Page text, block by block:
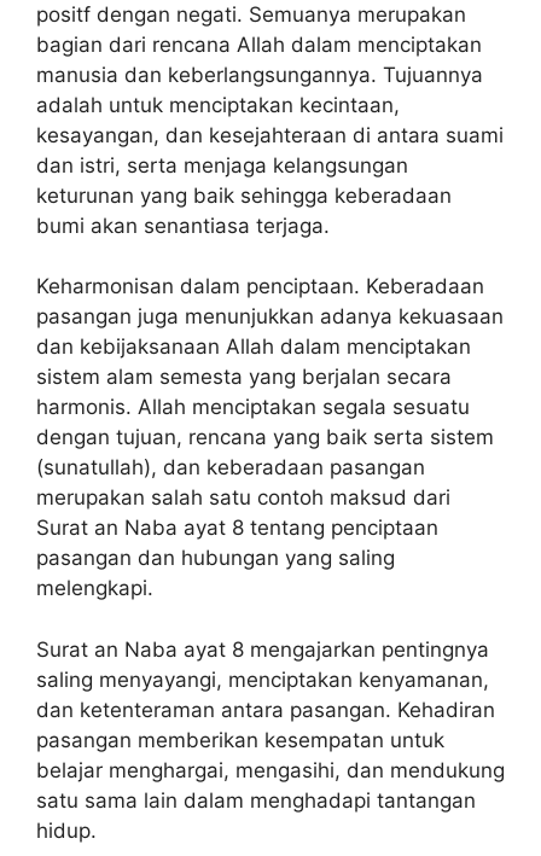
positf dengan negati. Semuanya merupakan
bagian dari rencana Allah dalam menciptakan
manusia dan keberlangsungannya. Tujuannya
adalah untuk menciptakan kecintaan,
kesayangan, dan kesejahteraan di antara suami
dan istri, serta menjaga kelangsungan
keturunan yang baik sehingga keberadaan
bumi akan senantiasa terjaga.
Keharmonisan dalam penciptaan. Keberadaan
pasangan juga menunjukkan adanya kekuasaan
dan kebijaksanaan Allah dalam menciptakan
sistem alam semesta yang berjalan secara
harmonis. Allah menciptakan segala sesuatu
dengan tujuan, rencana yang baik serta sistem
(sunatullah), dan keberadaan pasangan
merupakan salah satu contoh maksud dari
Surat an Naba ayat 8 tentang penciptaan
pasangan dan hubungan yang saling
melengkapi.
Surat an Naba ayat 8 mengajarkan pentingnya
saling menyayangi, menciptakan kenyamanan,
dan ketenteraman antara pasangan. Kehadiran
pasangan memberikan kesempatan untuk
belajar menghargai, mengasihi, dan mendukung
satu sama lain dalam menghadapi tantangan
hidup.